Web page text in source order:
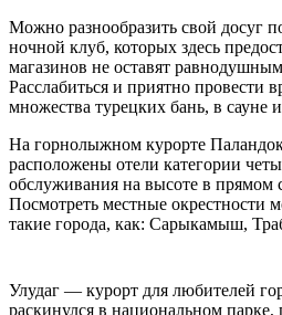
Можно разнообразить свой досуг
ночной клуб, которых здесь
магазинов не оставят
Расслабиться и приятно провести
множества турецких бань, в сауне
На горнолыжном курорте
расположены отели категории
обслуживания на высоте в прямом
Посмотреть местные окрестности
такие города, как: Сарыкамыш,
Улудаг — курорт для любителей
раскинулся в национальном парке,